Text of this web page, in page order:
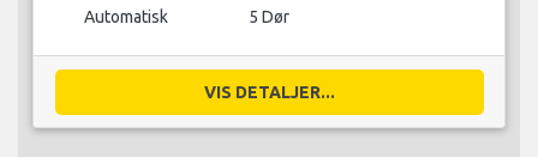
Automatisk 5 Dør
VIS DETALJER...